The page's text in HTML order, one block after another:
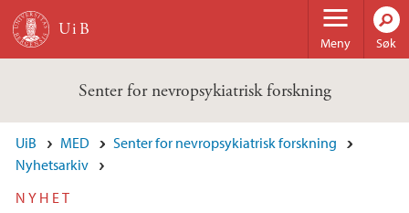
Hopp til hovedinnhold
Meny Søk
Senter for nevropsykiatrisk forskning
UiB MED
Senter for nevropsykiatrisk forskning
Nyhetsarkiv
NYHET